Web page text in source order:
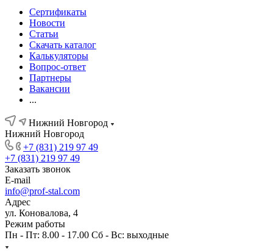
Сертификаты
Новости
Статьи
Скачать каталог
Калькуляторы
Вопрос-ответ
Партнеры
Вакансии
...
Нижний Новгород
Нижний Новгород
+7 (831) 219 97 49
+7 (831) 219 97 49
Заказать звонок
E-mail
info@prof-stal.com
Адрес
ул. Коновалова, 4
Режим работы
Пн - Пт: 8.00 - 17.00 Сб - Вс: выходные